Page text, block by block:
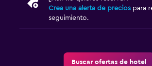
Crea una alerta de precios para
seguimiento.
Buscar ofertas de hotel